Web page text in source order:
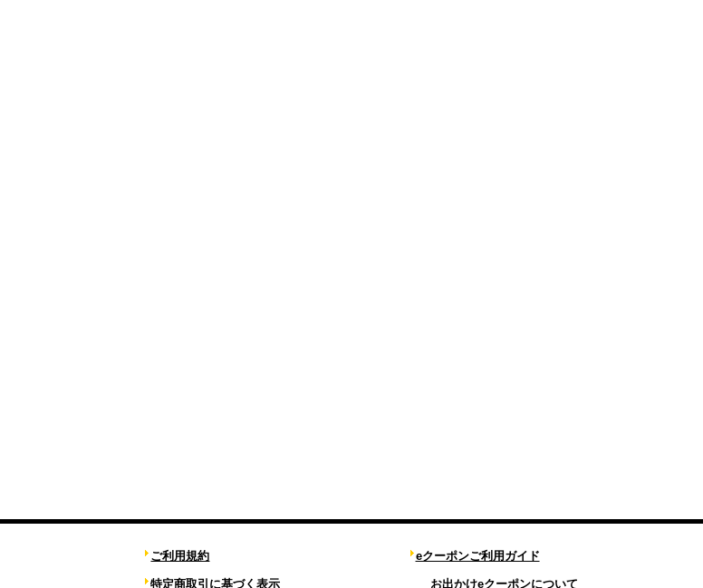
ご利用規約
特定商取引に基づく表示
eクーポンご利用ガイド
お出かけeクーポンについて